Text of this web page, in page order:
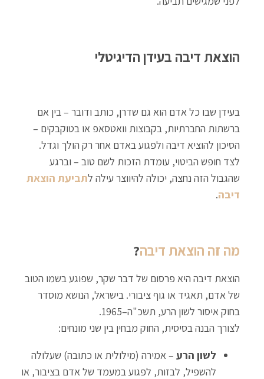
הוצאת דיבה בעידן הדיגיטלי
בעידן שבו כל אדם הוא גם שדרן, כותב ודובר – בין אם
ברשתות החברתיות, בקבוצות וואטסאפ או בטוקבקים –
הסיכון להוציא דיבה ולפגוע באדם אחר רק הולך וגדל.
לצד חופש הביטוי, עומדת הזכות לשם טוב – וברגע
שהגבול הזה נחצה, יכולה להיווצר עילה לתביעת הוצאת
דיבה.
מה זה הוצאת דיבה?
הוצאת דיבה היא פרסום של דבר שקר, שפוגע בשמו הטוב
של אדם, תאגיד או גוף ציבורי. בישראל, הנושא מוסדר
בחוק איסור לשון הרע, תשכ"ה–1965.
לצורך הבנה בסיסית, החוק מבחין בין שני מונחים:
לשון הרע – אמירה (מילולית או כתובה) שעלולה
להשפיל, לבזות, לפגוע במעמד של אדם בציבור, או